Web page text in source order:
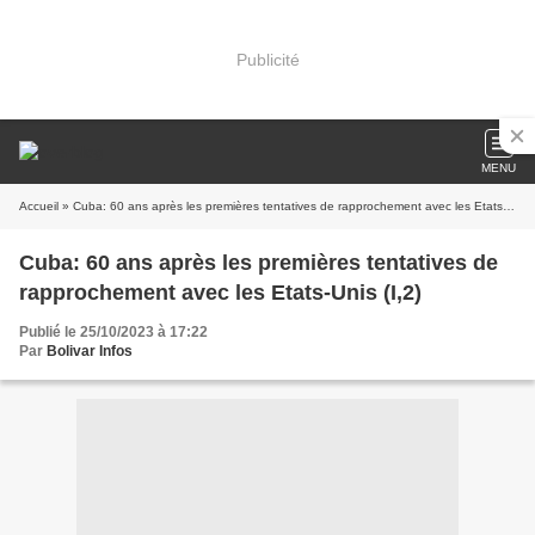
Publicité
MENU
Accueil » Cuba: 60 ans après les premières tentatives de rapprochement avec les Etats-Unis (I,2)
Cuba: 60 ans après les premières tentatives de
rapprochement avec les Etats-Unis (I,2)
Publié le 25/10/2023 à 17:22
Par Bolivar Infos